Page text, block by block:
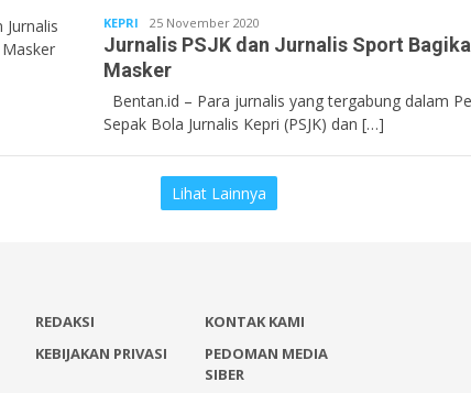
KEPRI Bentan.co.id
25 November 2020
Jurnalis PSJK dan Jurnalis Sport
Masker
Bentan.id – Para jurnalis yang tergabung dalam
Sepak Bola Jurnalis Kepri (PSJK) dan […]
Lihat Lainnya
REDAKSI
KONTAK KAMI
KEBIJAKAN PRIVASI
PEDOMAN MEDIA
SIBER